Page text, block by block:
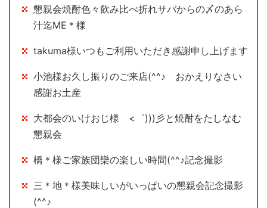
懇親会焼酎色々飲み比べ折れサバからの〆のあら
汁迄ME＊様
takuma様いつもご利用いただき感謝申し上げます
小池様お久し振りのご来店(^^♪ おかえりなさい
感謝お土産
大都会のいけおじ様 <゜)))彡と焼酎をたしなむ
懇親会
橋＊様ご家族団欒の楽しい時間(^^♪記念撮影
三＊地＊様美味しいがいっぱいの懇親会記念撮影
(^^♪